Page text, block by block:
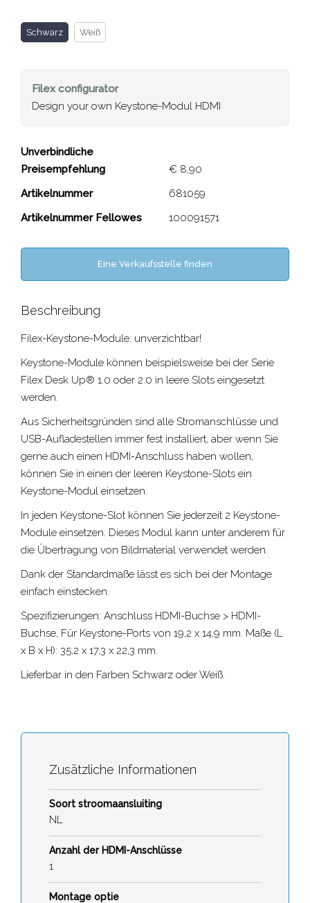
Schwarz Weiß
Filex configurator
Design your own Keystone-Modul HDMI
Keystone-Modul HDMI
Unverbindliche
Preisempfehlung
€ 8,90
Artikelnummer
681059
Artikelnummer Fellowes
100091571
Eine Verkaufsstelle finden
Beschreibung
Filex-Keystone-Module: unverzichtbar!
Keystone-Module können beispielsweise bei der Serie
Filex Desk Up® 1.0 oder 2.0 in leere Slots eingesetzt
werden.
Aus Sicherheitsgründen sind alle Stromanschlüsse und
USB-Aufladestellen immer fest installiert, aber wenn Sie
gerne auch einen HDMI-Anschluss haben wollen,
können Sie in einen der leeren Keystone-Slots ein
Keystone-Modul einsetzen.
In jeden Keystone-Slot können Sie jederzeit 2 Keystone-
Module einsetzen. Dieses Modul kann unter anderem für
die Übertragung von Bildmaterial verwendet werden.
Dank der Standardmaße lässt es sich bei der Montage
einfach einstecken.
Spezifizierungen: Anschluss HDMI-Buchse > HDMI-
Buchse, Für Keystone-Ports von 19,2 x 14,9 mm. Maße (L
x B x H): 35,2 x 17,3 x 22,3 mm.
Lieferbar in den Farben Schwarz oder Weiß.
Zusätzliche Informationen
Soort stroomaansluiting
NL
Anzahl der HDMI-Anschlüsse
1
Montage optie